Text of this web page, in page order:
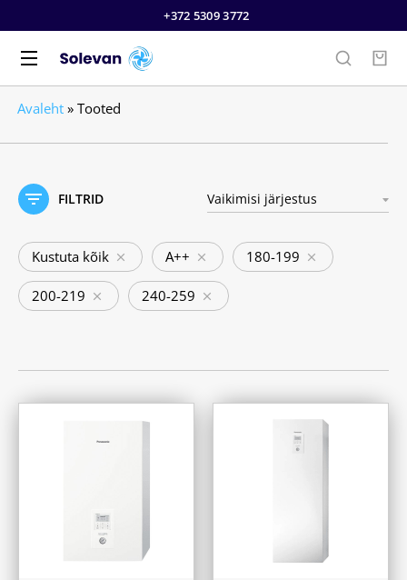
+372 5309 3772
Avaleht » Tooted
FILTRID
Kustuta kõik A++ 180-199
200-219 240-259